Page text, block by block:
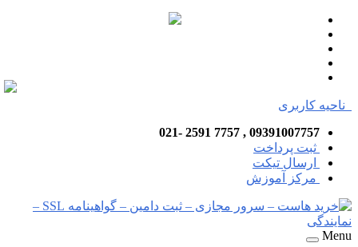
ناحیه کاربری
09391007757 , 7757 2591 -021
ثبت پرداخت
ارسال تیکت
مرکز آموزش
Menu